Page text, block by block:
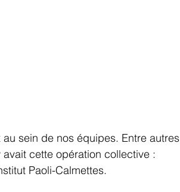
sein de nos équipes. Entre autres
cette opération collective :
Paoli-Calmettes.